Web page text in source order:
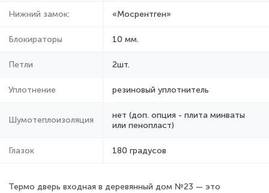
Нижний замок: «Мосрентген»
Блокираторы 10 мм.
Петли 2шт.
Уплотнение резиновый уплотнитель
Шумотеплоизоляция
нет (доп. опция - плита минваты
или пенопласт)
Глазок 180 градусов
Термо дверь входная в деревянный дом №23 — это